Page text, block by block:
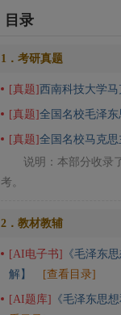
目录
1．考研真题
[真题] 西南科技大学
[真题]全国名校毛泽
[真题]全国名校马克
说明：本部分收录
考。
2．教材教辅
[AI电子书]
《毛泽东
解】
[查看目录]
[AI题库]
《毛泽东思